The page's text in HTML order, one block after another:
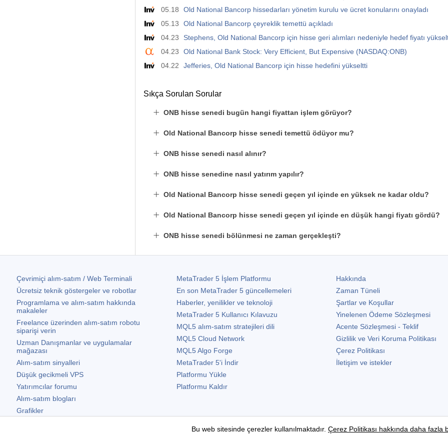
05.18
Old National Bancorp hissedarları yönetim kurulu ve ücret konularını onayladı
05.13
Old National Bancorp çeyreklik temettü açıkladı
04.23
Stephens, Old National Bancorp için hisse geri alımları nedeniyle hedef fiyatı
04.23
Old National Bank Stock: Very Efficient, But Expensive (NASDAQ:ONB)
04.22
Jefferies, Old National Bancorp için hisse hedefini yükseltti
Sıkça Sorulan Sorular
ONB hisse senedi bugün hangi fiyattan işlem görüyor?
Old National Bancorp hisse senedi temettü ödüyor mu?
ONB hisse senedi nasıl alınır?
ONB hisse senedine nasıl yatırım yapılır?
Old National Bancorp hisse senedi geçen yıl içinde en yüksek ne kadar oldu?
Old National Bancorp hisse senedi geçen yıl içinde en düşük hangi fiyatı gördü?
ONB hisse senedi bölünmesi ne zaman gerçekleşti?
Çevrimiçi alım-satım / Web Terminali
Ücretsiz teknik göstergeler ve robotlar
Programlama ve alım-satım hakkında
makaleler
Freelance üzerinden alım-satım robotu
siparişi verin
Uzman Danışmanlar ve uygulamalar
mağazası
Alım-satım sinyalleri
Düşük gecikmeli VPS
Yatırımcılar forumu
Alım-satım blogları
Grafikler
MetaTrader 5İşlem Platformu
En son MetaTrader 5güncellemeleri
Haberler, yenilikler ve teknoloji
MetaTrader 5Kullanıcı Kılavuzu
MQL5 alım-satım stratejileri dili
MQL5 Cloud Network
MQL5 Algo Forge
MetaTrader 5'i İndir
Platformu Yükle
Platformu Kaldır
Hakkında
Zaman Tüneli
Şartlar ve Koşullar
Yinelenen Ödeme Sözleşmesi
Acente Sözleşmesi - Teklif
Gizlilik ve Veri Koruma Politikası
Çerez Politikası
İletişim ve istekler
Bu web sitesinde çerezler kullanılmaktadır. Çerez Politikası hakkında daha fazla